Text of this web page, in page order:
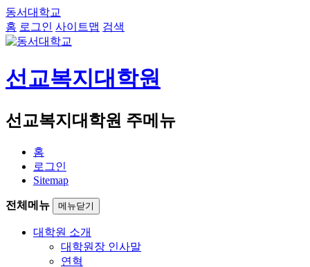
동서대학교
홈 로그인 사이트맵 검색
선교복지대학원
선교복지대학원 주메뉴
홈
로그인
Sitemap
전체메뉴 메뉴닫기
대학원 소개
대학원장 인사말
연혁